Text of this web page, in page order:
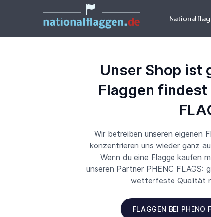
Unser Shop ist
Flaggen findest
Wir betreiben unseren eigenen
konzentrieren uns wieder ganz
Wenn du eine Flagge kaufen
unseren Partner PHENO FLAGS:
wetterfeste Qualität
FLAGGEN BEI PHENO